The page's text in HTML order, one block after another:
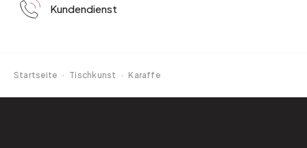
Kundendienst
Startseite · Tischkunst · Karaffe